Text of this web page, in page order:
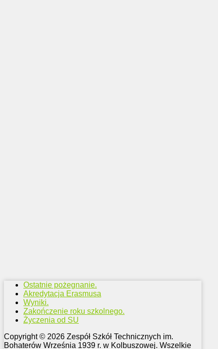
Ostatnie pożegnanie.
Akredytacja Erasmusa
Wyniki.
Zakończenie roku szkolnego.
Życzenia od SU
Copyright © 2026 Zespół Szkół Technicznych im.
Bohaterów Września 1939 r. w Kolbuszowej. Wszelkie